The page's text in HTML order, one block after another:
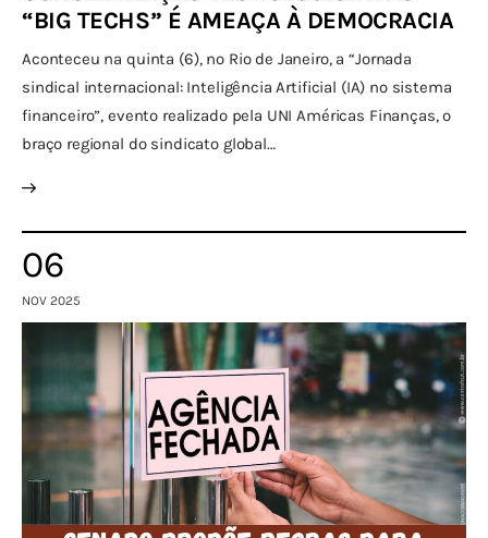
“BIG TECHS” É AMEAÇA À DEMOCRACIA
Aconteceu na quinta (6), no Rio de Janeiro, a “Jornada
sindical internacional: Inteligência Artificial (IA) no sistema
financeiro”, evento realizado pela UNI Américas Finanças, o
braço regional do sindicato global…
06
NOV 2025